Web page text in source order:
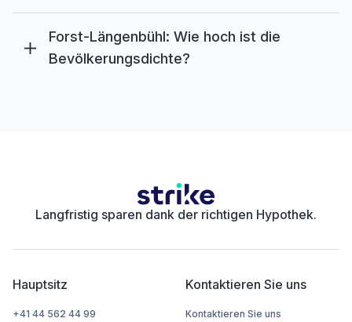
Forst-Längenbühl: Wie hoch ist die
Bevölkerungsdichte?
Langfristig sparen dank der richtigen Hypothek.
Hauptsitz
+41 44 562 44 99
Kontaktieren Sie uns
Kontaktieren Sie uns